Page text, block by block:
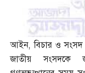
আইন,বিচার ও সংসদ
জাতীয় সংসদকে